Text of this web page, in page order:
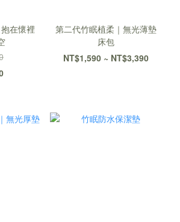
在懷裡
第二代竹眠植柔｜無光薄墊
床包
NT$1,590 ~ NT$3,390